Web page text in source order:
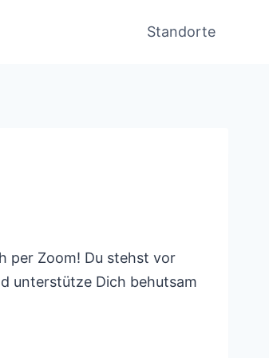
Standorte
per Zoom! Du stehst vor
unterstütze Dich behutsam